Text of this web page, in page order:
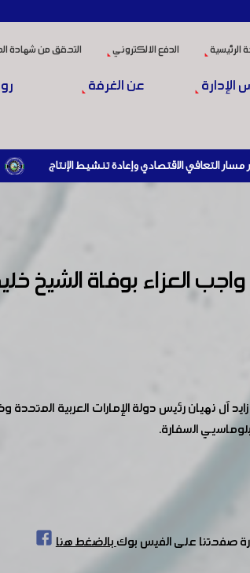
الرئيسية الدفع الالكتروني التحقق من شهادة
عن الغرفة
وزارة المالية تصدر
العزاء بوفاة الشيخ
نهيان رئيس دولة الإمارات العربية
السفارة.
صفحتنا على الفيس بوكبالضغط هنا